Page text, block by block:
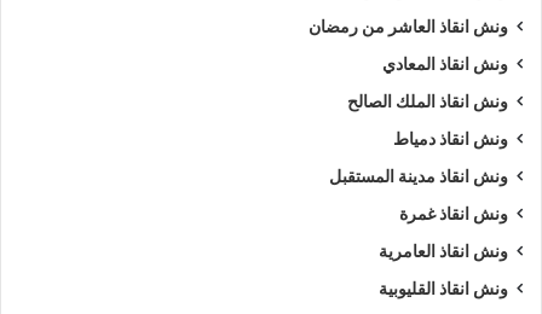
ونش انقاذ العاشر من رمضان
ونش انقاذ المعادي
ونش انقاذ الملك الصالح
ونش انقاذ دمياط
ونش انقاذ مدينة المستقبل
ونش انقاذ غمرة
ونش انقاذ العامرية
ونش انقاذ القليوبية